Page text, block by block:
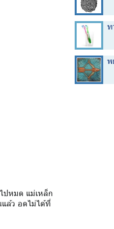
ปหมด แม่เหล็ก
แล้ว อดไม่ได้ที่
ท
พ